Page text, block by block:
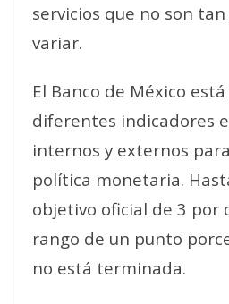
servicios que no son
variar.
El Banco de México
diferentes indicadores
internos y externos
política monetaria.
objetivo oficial de 3 por
rango de un punto
no está terminada.